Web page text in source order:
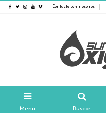
Contacte con nosotros
Menu Buscar